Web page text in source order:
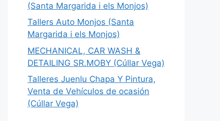
(Santa Margarida i els Monjos)
Tallers Auto Monjos (Santa
Margarida i els Monjos)
MECHANICAL, CAR WASH &
DETAILING SR.MOBY (Cúllar Vega)
Talleres Juenlu Chapa Y Pintura,
Venta de Vehículos de ocasión
(Cúllar Vega)